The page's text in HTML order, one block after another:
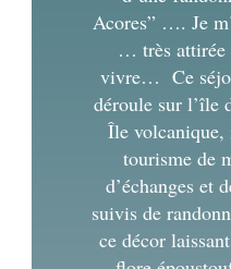
Acores” …. Je
… très attirée
vivre… Ce
déroule sur l’île
Île
tourisme de
d’échanges et
suivis de
ce décor